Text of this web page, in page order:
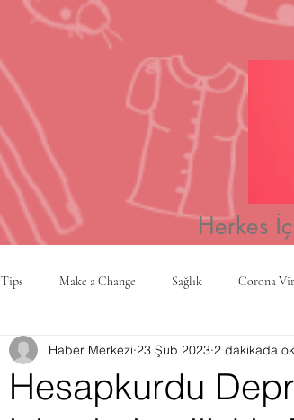
Herkes
Tips Make a Change Sağlık Corona
VPN şehir planlama Yapay Zeka
Hesapkurdu
Haber Merkezi 23 Şub 2023 2 dakikada